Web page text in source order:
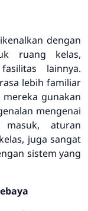
dengan
ruang kelas,
lainnya.
lebih familiar
gunakan
mengenai
aturan
juga sangat
sistem yang